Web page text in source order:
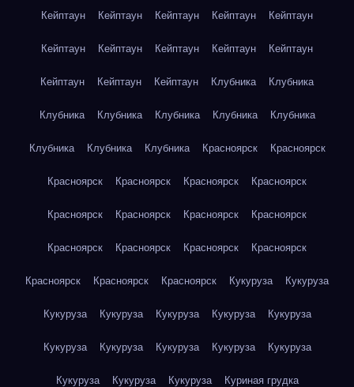
Кейптаун Кейптаун Кейптаун Кейптаун Кейптаун
Кейптаун Кейптаун Кейптаун Кейптаун Кейптаун
Кейптаун Кейптаун Кейптаун Клубника Клубника
Клубника Клубника Клубника Клубника Клубника
Клубника Клубника Клубника Красноярск Красноярск
Красноярск Красноярск Красноярск Красноярск
Красноярск Красноярск Красноярск Красноярск
Красноярск Красноярск Красноярск Красноярск
Красноярск Красноярск Красноярск Кукуруза Кукуруза
Кукуруза Кукуруза Кукуруза Кукуруза Кукуруза
Кукуруза Кукуруза Кукуруза Кукуруза Кукуруза
Кукуруза Кукуруза Кукуруза Куриная грудка